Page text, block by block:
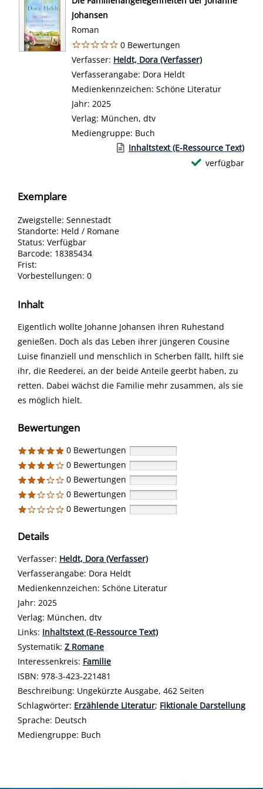
Johansen
Roman
0 Bewertungen
Verfasser: Suche nach diesem Verfasser
Heldt, Dora (Verfasser)
Verfasserangabe: Dora Heldt
Medienkennzeichen: Schöne Literatur
Jahr: 2025
Verlag: München, dtv
Mediengruppe: Buch
Link zu einem externen
Inhaltstext (E-Ressource Text)
verfügbar
Exemplare
Zweigstelle: Sennestadt
Standorte: Held / Romane
Status: Verfügbar
Barcode: 18385434
Frist:
Vorbestellungen: 0
Inhalt
Eigentlich wollte Johanne Johansen ihren Ruhestand
genießen. Doch als das Leben ihrer jüngeren Cousine
Luise finanziell und menschlich in Scherben fällt, hilft sie
ihr, die Reederei, an der beide Anteile geerbt haben, zu
retten. Dabei wächst die Familie mehr zusammen, als sie
es möglich hielt.
Bewertungen
0 Bewertungen
0 Bewertungen
0 Bewertungen
0 Bewertungen
0 Bewertungen
Details
Verfasser: Suche nach diesem Verfasser
Heldt, Dora (Verfasser)
Verfasserangabe: Dora Heldt
Medienkennzeichen: Schöne Literatur
Jahr: 2025
Verlag: München, dtv
opens in new tab
Links: Diesen Link in neuem Tab öffnen
Inhaltstext (E-Ressource Text)
Systematik: Suche nach dieser Systematik
Z Romane
Interessenkreis: Suche nach diesem Interessenskreis
Familie
ISBN: 978-3-423-221481
Beschreibung: Ungekürzte Ausgabe, 462 Seiten
Schlagwörter: Erzählende Literatur; Fiktionale Darstellung
Suche nach dieser Beteiligten Person
Sprache: Deutsch
Mediengruppe: Buch